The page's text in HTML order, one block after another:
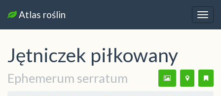
Atlas roślin
Jętniczek piłkowany
Ephemerum serratum